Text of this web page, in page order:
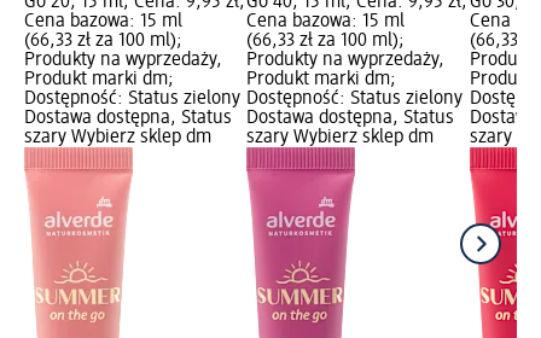
Cena bazowa: 15 ml
(66,33 zł za 100 ml);
Produkty na wyprzedaży,
Produkt marki dm;
Dostępność: Status zielony
Dostawa dostępna, Status
szary Wybierz sklep dm
Cena bazowa: 15 ml
(66,33 zł za 100 ml);
Produkty na wyprzedaży,
Produkt marki dm;
Dostępność: Status zielony
Dostawa dostępna, Status
szary Wybierz sklep dm
Cena
(66,33
Produkt
szary